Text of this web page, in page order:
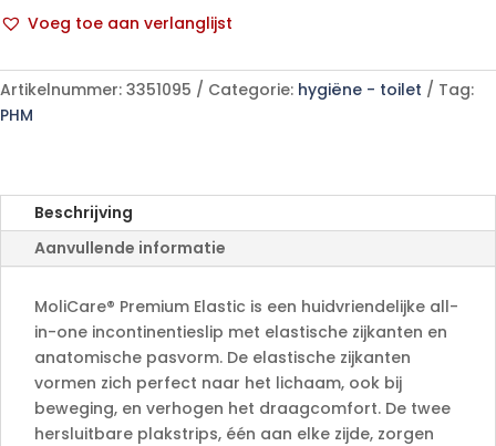
XL14
aantal
Voeg toe aan verlanglijst
l
t
e
a
t
Artikelnummer: 3351095 Categorie: hygiëne - toilet
Tag:
PHM
Beschrijving
Aanvullende informatie
MoliCare® Premium Elastic is een huidvriendelijke all-
in-one incontinentieslip met elastische zijkanten en
anatomische pasvorm. De elastische zijkanten
vormen zich perfect naar het lichaam, ook bij
beweging, en verhogen het draagcomfort. De twee
hersluitbare plakstrips, één aan elke zijde, zorgen